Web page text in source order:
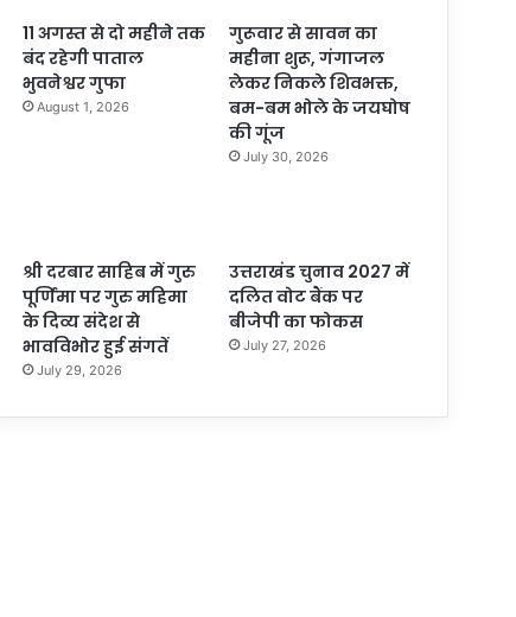
11 अगस्त से दो महीने तक
बंद रहेगी पाताल
भुवनेश्वर गुफा
August 1, 2026
गुरूवार से सावन का
महीना शुरू, गंगाजल
लेकर निकले शिवभक्त,
बम-बम भोले के जयघोष
की गूंज
July 30, 2026
श्री दरबार साहिब में गुरु
पूर्णिमा पर गुरु महिमा
के दिव्य संदेश से
भावविभोर हुई संगतें
July 29, 2026
उत्तराखंड चुनाव 2027 में
दलित वोट बैंक पर
बीजेपी का फोकस
July 27, 2026